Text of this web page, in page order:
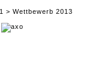
> Wettbewerb 2013